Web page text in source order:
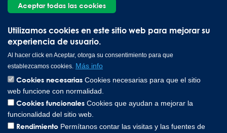
Utilizamos cookies en este sitio web para mejorar su
experiencia de usuario.
Al hacer click en Aceptar, otorga su consentimiento para que
establezcamos cookies. Más info
Cookies necesarias Cookies necesarias para que el sitio
web funcione con normalidad.
Cookies funcionales Cookies que ayudan a mejorar la
funcionalidad del sitio web.
Rendimiento Permítanos contar las visitas y las fuentes de
Aceptar todas las cookiesCopyright © 2026 Lee Spring Company